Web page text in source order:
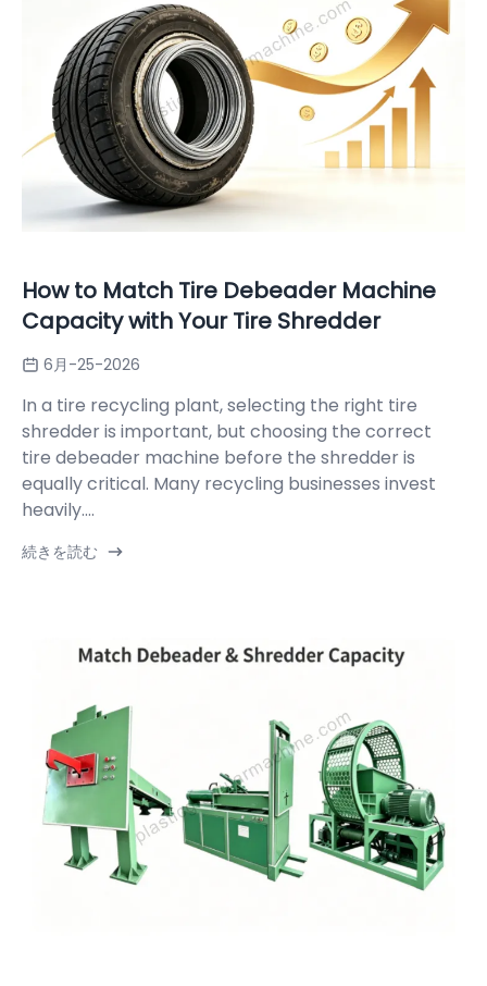
How to Match Tire Debeader Machine
Capacity with Your Tire Shredder
6月-25-2026
In a tire recycling plant, selecting the right tire
shredder is important, but choosing the correct
tire debeader machine before the shredder is
equally critical. Many recycling businesses invest
heavily....
続きを読む